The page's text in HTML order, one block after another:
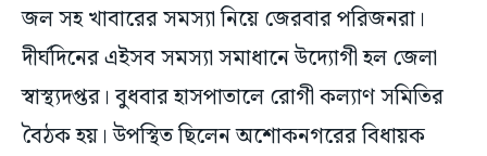
জল সহ খাবারের সমস্যা নিয়ে জেরবার পরিজনরা।
দীর্ঘদিনের এইসব সমস্যা সমাধানে উদ্যোগী হল জেলা
স্বাস্থ্যদপ্তর। বুধবার হাসপাতালে রোগী কল্যাণ সমিতির
বৈঠক হয়। উপস্থিত ছিলেন অশোকনগরের বিধায়ক